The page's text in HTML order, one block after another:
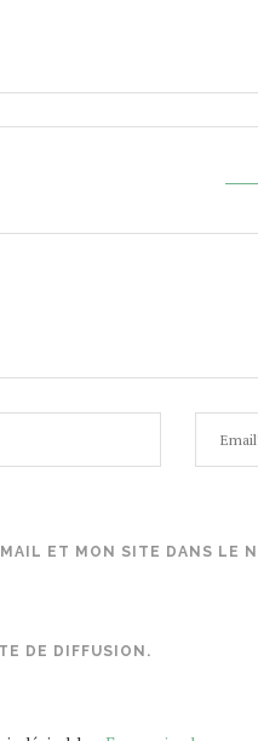
ET MON SITE DANS LE
DE DIFFUSION.